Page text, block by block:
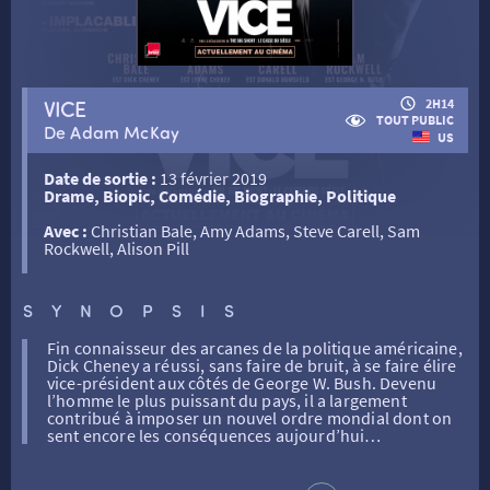
RETOUR
RETOUR
SÉANCES SPÉCIALES
THÉ CINÉ
ATELIERS PRATIQUES
RETOUR
LA SÉLECTION DES AMIS DU CINÉMA & LES FILMS
D’ACTUALITÉS
HISTORIQUE
RETOUR
TARIFS
NOS SALLES
VICE
De Adam McKay
2H14
TOUT PUBLIC
US
Date de sortie : 13 février 2019
Drame, Biopic, Comédie, Biographie, Politique
Avec : Christian Bale, Amy Adams, Steve Carell, Sam
Rockwell, Alison Pill
SYNOPSIS
Fin connaisseur des arcanes de la politique américaine,
Dick Cheney a réussi, sans faire de bruit, à se faire élire
vice-président aux côtés de George W. Bush. Devenu
l’homme le plus puissant du pays, il a largement
contribué à imposer un nouvel ordre mondial dont on
sent encore les conséquences aujourd’hui…